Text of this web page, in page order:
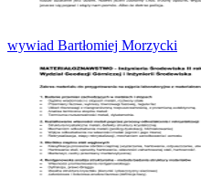
wywiad Bartłomiej Morzycki